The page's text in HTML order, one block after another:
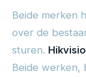
Beide merken
over de
sturen.
Beide werken,